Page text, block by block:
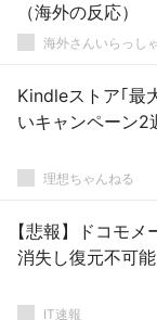
（海外の反応）
海外さんいらっし
Kindleストア｢最
いキャンペーン2
理想ちゃんねる
【悲報】ドコモ
消失し復元不可
IT速報